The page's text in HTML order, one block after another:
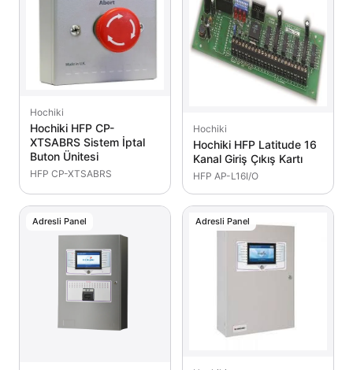
Hochiki
Hochiki HFP CP-
XTSABRS Sistem İptal
Buton Ünitesi
HFP CP-XTSABRS
Hochiki
Hochiki HFP Latitude 16
Kanal Giriş Çıkış Kartı
HFP AP-L16I/O
Adresli Panel Adresli Panel